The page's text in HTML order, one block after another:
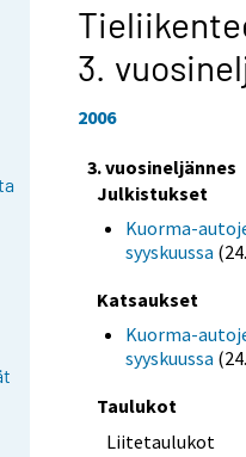
3.
2006
3. vuosineljännes
Julkistukset
Kuorma-
syyskuussa
Katsaukset
Kuorma-
syyskuussa
Taulukot
Liitetaulukot